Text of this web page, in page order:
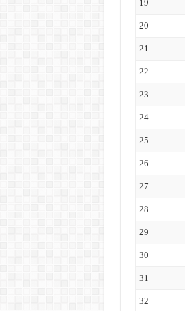
19
20
21
22
23
24
25
26
27
28
29
30
31
32